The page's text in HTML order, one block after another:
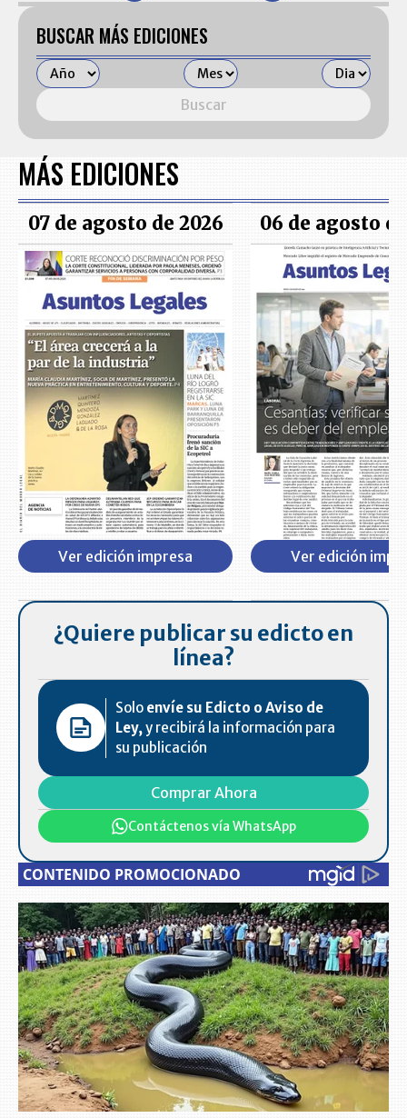
of
BUSCAR MÁS EDICIONES
Buscar
MÁS EDICIONES
07 de agosto de 2026
Ver edición impresa
06 de agosto
Ver edición
¿Quiere publicar su edicto en
línea?
Solo envíe su Edicto o Aviso de
Ley,y recibirá la información para
su publicación
Comprar Ahora
Contáctenos vía WhatsApp